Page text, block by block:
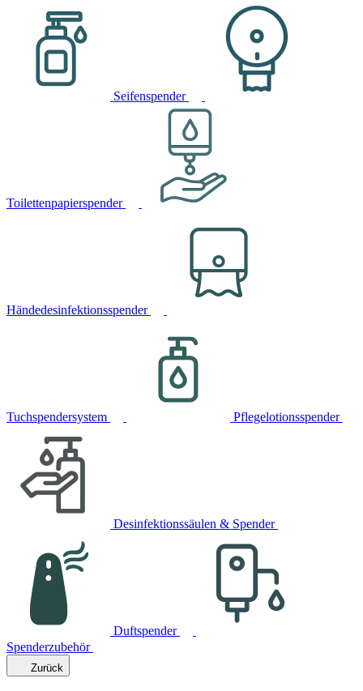
Seifenspender
Toilettenpapierspender
Händedesinfektionsspender
Tuchspendersystem Pflegelotionsspender
Desinfektionssäulen & Spender
Duftspender
Spenderzubehör
Zurück